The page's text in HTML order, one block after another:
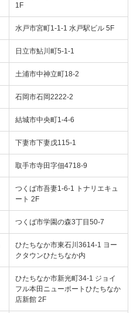
1F
水戸市宮町1-1-1 水戸駅ビル 5F
日立市鮎川町5-1-1
土浦市中神立町18-2
石岡市石岡2222-2
結城市中央町1-4-6
下妻市下妻戊115-1
取手市寺田字佃4718-9
つくば市吾妻1-6-1 トナリエキュ
ート 2F
つくば市学園の森3丁目50-7
ひたちなか市東石川3614-1 ヨー
クタウンひたちなか内
ひたちなか市新光町34-1 ジョイ
フル本田ニューポートひたちなか
店新館 2F